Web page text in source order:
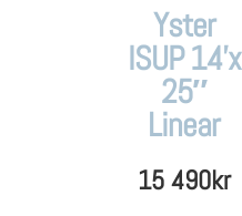
Yster
ISUP 14’x
25″
Linear
15 490kr